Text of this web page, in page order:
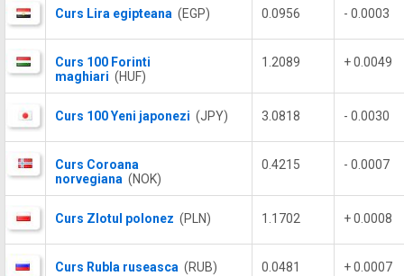
Curs Lira egipteana (EGP) 0.0956 - 0.0003
Curs 100 Forinti
maghiari (HUF)
1.2089 + 0.0049
Curs 100 Yeni japonezi (JPY) 3.0818 - 0.0030
Curs Coroana
norvegiana (NOK)
0.4215 - 0.0007
Curs Zlotul polonez (PLN) 1.1702 + 0.0008
Curs Rubla ruseasca (RUB) 0.0481 + 0.0007